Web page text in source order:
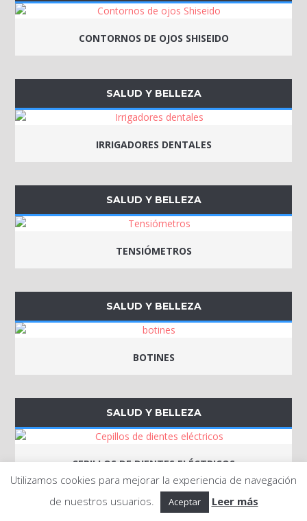
CONTORNOS DE OJOS SHISEIDO
SALUD Y BELLEZA
IRRIGADORES DENTALES
SALUD Y BELLEZA
TENSIÓMETROS
SALUD Y BELLEZA
BOTINES
SALUD Y BELLEZA
CEPILLOS DE DIENTES ELÉCTRICOS
Utilizamos cookies para mejorar la experiencia de navegación
de nuestros usuarios.
Aceptar Leer más